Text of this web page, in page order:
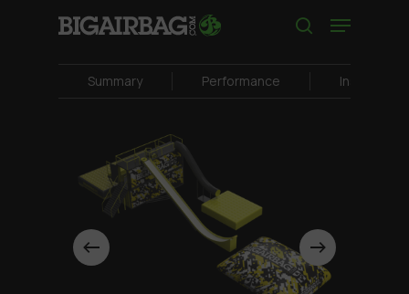
Menu
Summary Performance Inspiration